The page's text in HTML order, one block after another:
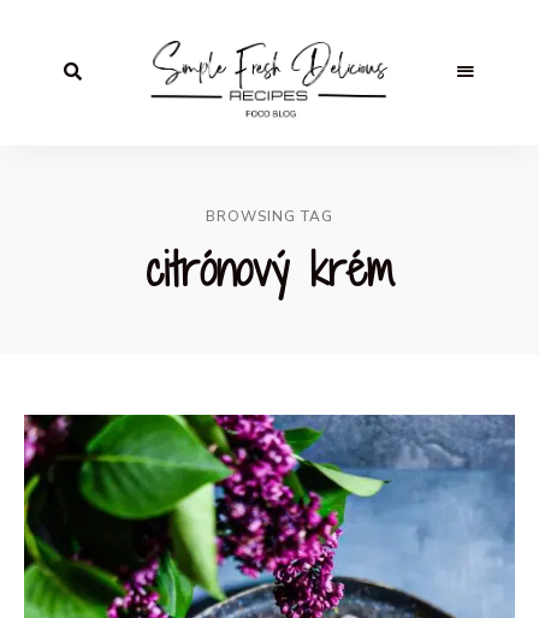
BROWSING TAG
citrónový krém